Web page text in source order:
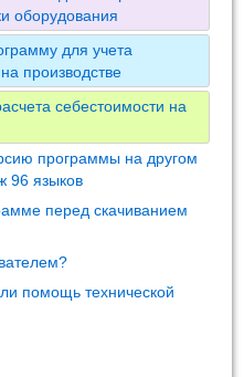
оборудования
для учета
производстве
себестоимости на
программы на другом
96 языков
перед скачиванием
помощь технической